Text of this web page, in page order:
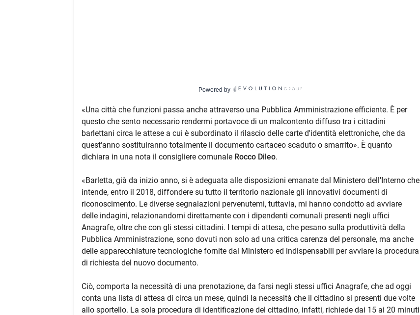
Powered by
«Una città che funzioni passa anche attraverso una Pubblica Amministrazione efficiente. È per
questo che sento necessario rendermi portavoce di un malcontento diffuso tra i cittadini
barlettani circa le attese a cui è subordinato il rilascio delle carte d'identità elettroniche, che da
quest'anno sostituiranno totalmente il documento cartaceo scaduto o smarrito». È quanto
dichiara in una nota il consigliere comunale Rocco Dileo.
«Barletta, già da inizio anno, si è adeguata alle disposizioni emanate dal Ministero dell'Interno che
intende, entro il 2018, diffondere su tutto il territorio nazionale gli innovativi documenti di
riconoscimento. Le diverse segnalazioni pervenutemi, tuttavia, mi hanno condotto ad avviare
delle indagini, relazionandomi direttamente con i dipendenti comunali presenti negli uffici
Anagrafe, oltre che con gli stessi cittadini. I tempi di attesa, che pesano sulla produttività della
Pubblica Amministrazione, sono dovuti non solo ad una critica carenza del personale, ma anche
delle apparecchiature tecnologiche fornite dal Ministero ed indispensabili per avviare la procedura
di richiesta del nuovo documento.
Ciò, comporta la necessità di una prenotazione, da farsi negli stessi uffici Anagrafe, che ad oggi
conta una lista di attesa di circa un mese, quindi la necessità che il cittadino si presenti due volte
allo sportello. La sola procedura di identificazione del cittadino, infatti, richiede dai 15 ai 20 minuti